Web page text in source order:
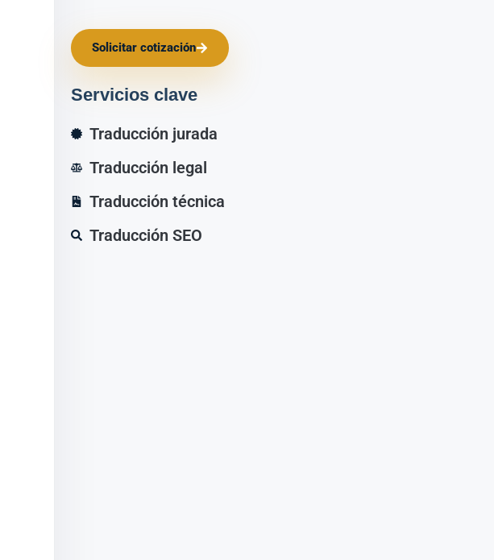
Solicitar cotización
Servicios clave
Traducción jurada
Traducción legal
Traducción técnica
Traducción SEO